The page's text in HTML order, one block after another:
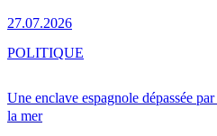
27.07.2026
Une enclave espagnole dépassée
la mer
POLITIQUE